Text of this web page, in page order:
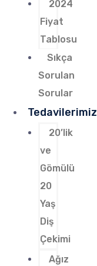
2024
Fiyat
Tablosu
Sıkça
Sorulan
Sorular
Tedavilerimiz
20’lik
ve
Gömülü
20
Yaş
Diş
Çekimi
Ağız